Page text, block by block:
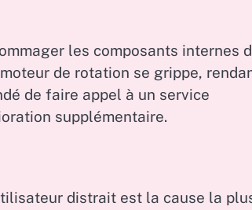
les composants internes
de rotation se grippe,
de faire appel à un service
supplémentaire.
distrait est la cause la